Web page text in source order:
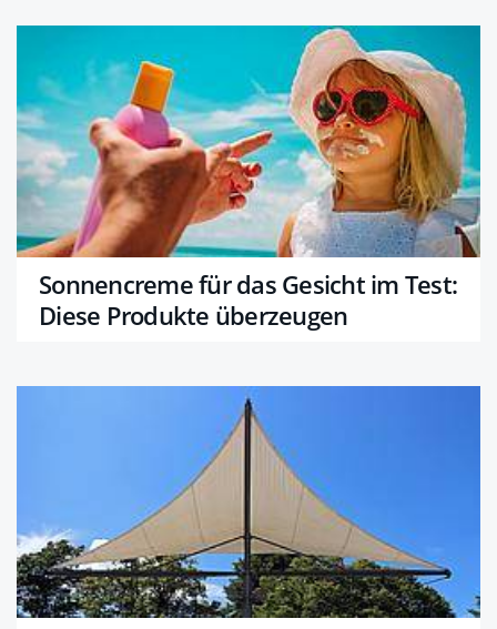
Sonnencreme für das Gesicht im Test:
Diese Produkte überzeugen